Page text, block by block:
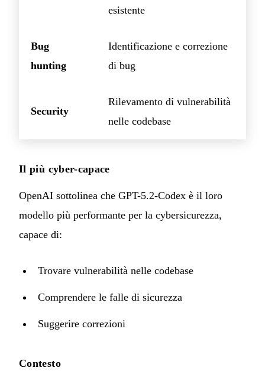
esistente
Bug
hunting
Identificazione e correzione
di bug
Security
Rilevamento di vulnerabilità
nelle codebase
Il più cyber-capace
OpenAI sottolinea che GPT-5.2-Codex è il loro
modello più performante per la cybersicurezza,
capace di:
Trovare vulnerabilità nelle codebase
Comprendere le falle di sicurezza
Suggerire correzioni
Contesto